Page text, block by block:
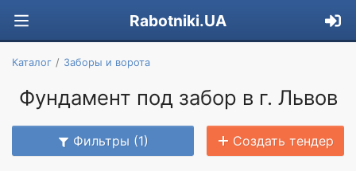
Rabotniki.UA
Каталог Заборы и ворота
Фундамент под забор в г. Львов
Фильтры (1) Создать тендер